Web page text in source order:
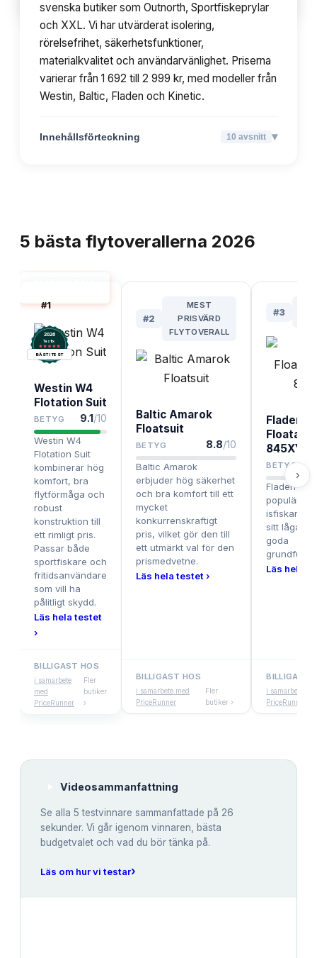
svenska butiker som Outnorth, Sportfiskeprylar
och XXL. Vi har utvärderat isolering,
rörelsefrihet, säkerhetsfunktioner,
materialkvalitet och användarvänlighet. Priserna
varierar från 1 692 till 2 999 kr, med modeller från
Westin, Baltic, Fladen och Kinetic.
Innehållsförteckning 10 avsnitt ▾
5 bästa flytoverallerna 2026
#1
2026
Testix.
BÄST I TEST
Westin W4
Flotation Suit
BETYG 9.1/10
Westin W4
Flotation Suit
kombinerar hög
komfort, bra
flytförmåga och
robust
konstruktion till
ett rimligt pris.
Passar både
sportfiskare och
fritidsanvändare
som vill ha
pålitligt skydd.
Läs hela testet
›
BILLIGAST HOS
i samarbete
med
PriceRunner
Fler
butiker
›
#2
MEST
PRISVÄRD
FLYTOVERALL
Baltic Amarok
Floatsuit
BETYG 8.8/10
Baltic Amarok
erbjuder hög säkerhet
och bra komfort till ett
mycket
konkurrenskraftigt
pris, vilket gör den till
ett utmärkt val för den
prismedvetne.
Läs hela testet ›
BILLIGAST HOS
i samarbete med
PriceRunner
Fler
butiker ›
#3
Fladen
845XY
BETYG
Fladen
populärt
isfiskare
sitt låga
goda
Läs hela
BILLIGAST
i samarbete
PriceRunner
›
Videosammanfattning
Se alla 5 testvinnare sammanfattade på 26
sekunder. Vi går igenom vinnaren, bästa
budgetvalet och vad du bör tänka på.
Läs om hur vi testar›